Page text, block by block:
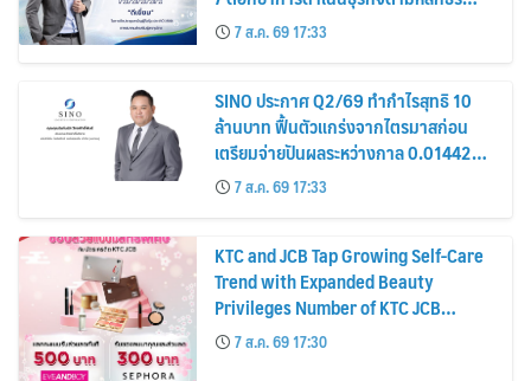
รมาภิบาล โปร่งใส สร้างความเชื่อมั่นผู้ถือ
หุ้น
7 ส.ค. 69 17:33
SINO ประกาศ Q2/69 ทำกำไรสุทธิ 10
ล้านบาท ฟื้นตัวแกร่งจากไตรมาสก่อน
เตรียมจ่ายปันผลระหว่างกาล 0.014423
บาทต่อหุ้น ครึ่งปีหลังมุ่งเติบโตต่อเนื่อง
7 ส.ค. 69 17:33
KTC and JCB Tap Growing Self-Care
Trend with Expanded Beauty
Privileges Number of KTC JCB
Cardmembers Spending on
Cosmetics Rises 26%
7 ส.ค. 69 17:30